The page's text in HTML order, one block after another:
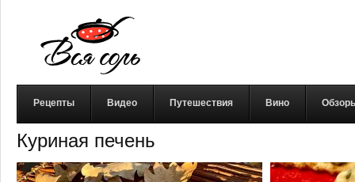
Рецепты Видео Путешествия Вино
Куриная печень